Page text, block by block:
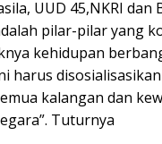
UUD 45,NKRI dan
pilar-pilar yang
kehidupan
harus
kalangan dan
Tuturnya